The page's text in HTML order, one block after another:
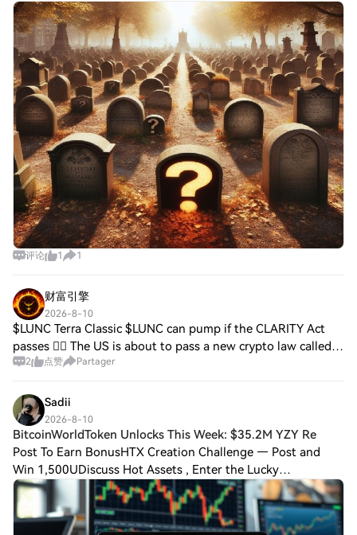
Purge Wave in the Cryptocurrency Sector is Accelerating,
More Than 100 Crypto Projects Shut
评论 1 1
财富引擎
2026-8-10
$LUNC Terra Classic $LUNC can pump if the CLARITY Act
passes 🤷‍♂️ The US is about to pass a new crypto law called
the CLARITY Act. This law is really good for $LUNC. Here’s
2 点赞 Partager
Sadii
2026-8-10
BitcoinWorldToken Unlocks This Week: $35.2M YZY Re
Post To Earn BonusHTX Creation Challenge — Post and
Win 1,500UDiscuss Hot Assets , Enter the Lucky
DrawBitcoinWorldToken Unlocks This Week: $35.2M YZY
Release Headlines Schedule The upcoming week (Aug